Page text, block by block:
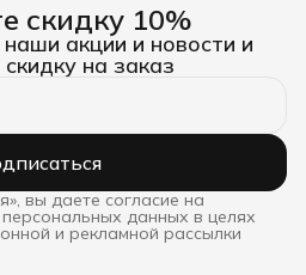
скидку 10%
акции и новости и
на заказ
вы даете согласие на
данных в целях
и рекламной рассылки